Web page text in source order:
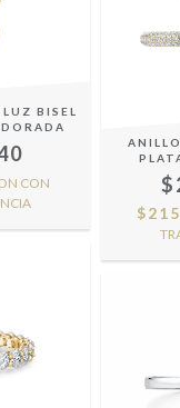
BISEL
CON